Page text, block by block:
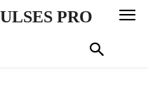
PRO